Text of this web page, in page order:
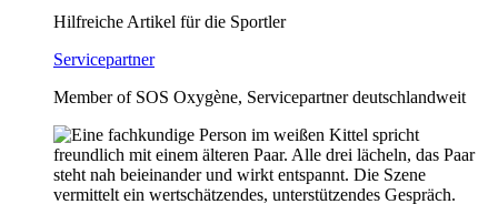
Hilfreiche Artikel für die Sportler
Servicepartner
Member of SOS Oxygène, Servicepartner deutschlandweit